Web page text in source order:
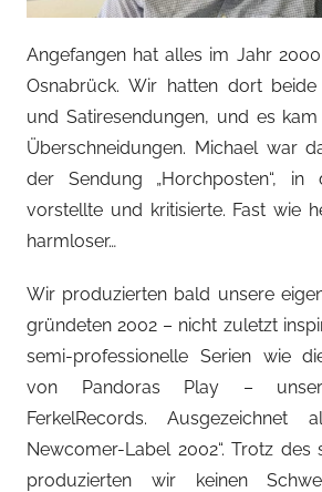
Angefangen hat alles im Jahr
Osnabrück. Wir hatten dort
und Satiresendungen, und es
Überschneidungen. Michael war
der Sendung „Horchposten“,
vorstellte und kritisierte. Fast wie
harmloser…
Wir produzierten bald unsere
gründeten 2002 – nicht zuletzt
semi-professionelle Serien wie
von Pandoras Play –
FerkelRecords. Ausgezeichnet
Newcomer-Label 2002“. Trotz des
produzierten wir keinen